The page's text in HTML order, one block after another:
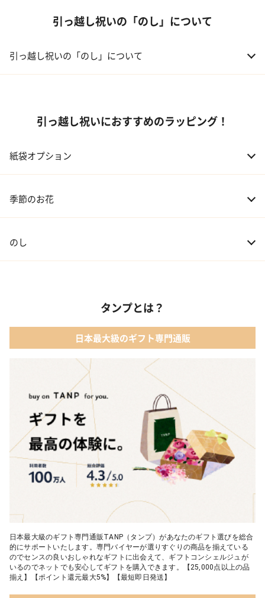
引っ越し祝いの「のし」について
引っ越し祝いの「のし」について
引っ越し祝いにおすすめのラッピング！
紙袋オプション
季節のお花
のし
タンプとは？
日本最大級のギフト専門通販
日本最大級のギフト専門通販TANP（タンプ）があなたのギフト選びを総合
的にサポートいたします。専門バイヤーが選りすぐりの商品を揃えている
のでセンスの良いおしゃれなギフトに出会えて、ギフトコンシェルジュが
いるのでネットでも安心してギフトを購入できます。【25,000点以上の品
揃え】【ポイント還元最大5%】【最短即日発送】